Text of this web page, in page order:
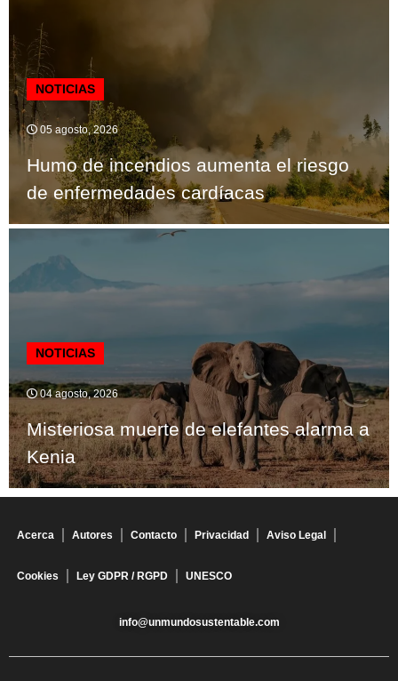
NOTICIAS
05 agosto, 2026
Humo de incendios aumenta el riesgo
de enfermedades cardíacas
NOTICIAS
04 agosto, 2026
Misteriosa muerte de elefantes alarma a
Kenia
Acerca Autores Contacto Privacidad Aviso Legal
Cookies Ley GDPR / RGPD UNESCO
info@unmundosustentable.com